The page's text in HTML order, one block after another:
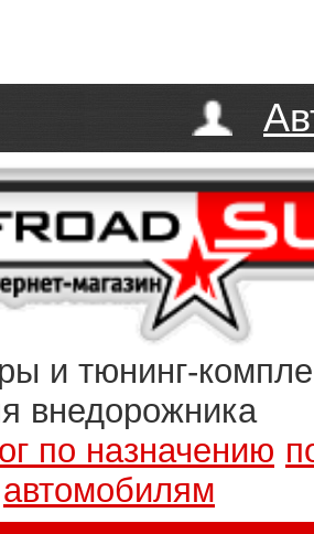
и тюнинг-
внедорожника
по назначению
автомобилям